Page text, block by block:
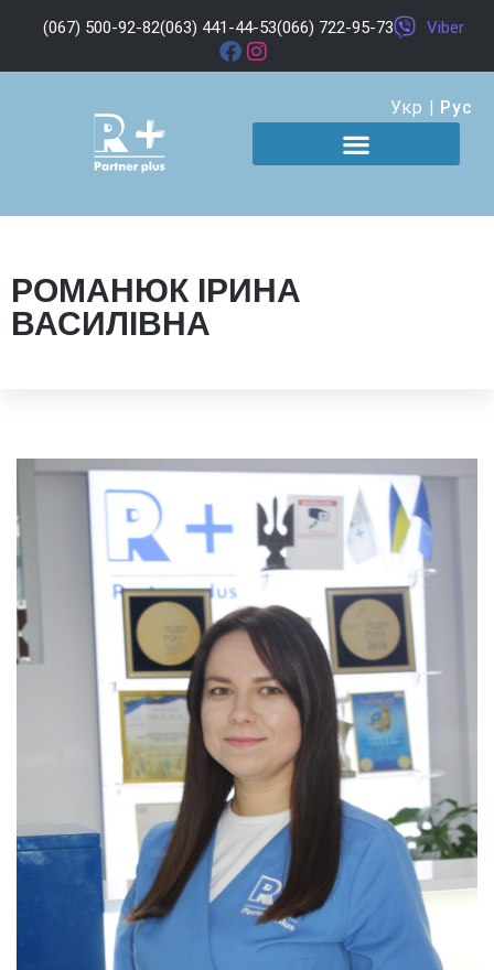
(067) 500-92-82(063) 441-44-53(066) 722-95-73 Viber
Укр | Рус
РОМАНЮК ІРИНА
ВАСИЛІВНА